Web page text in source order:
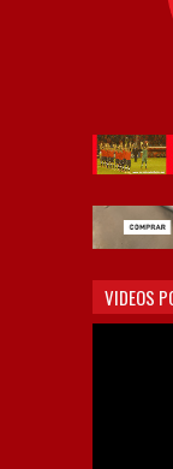
VIDEOS